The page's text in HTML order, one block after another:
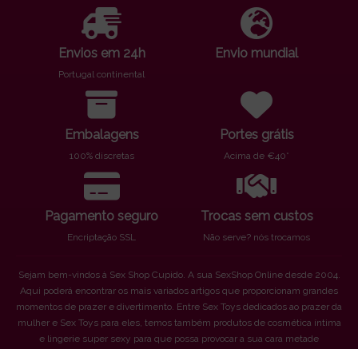
Envios em 24h
Portugal continental
Envio mundial
Embalagens
100% discretas
Portes grátis
Acima de €40*
Pagamento seguro
Encriptação SSL
Trocas sem custos
Não serve? nós trocamos
Sejam bem-vindos à Sex Shop Cupido. A sua SexShop Online desde 2004.
Aqui poderá encontrar os mais variados artigos que proporcionam grandes
momentos de prazer e divertimento. Entre Sex Toys dedicados ao prazer da
mulher e Sex Toys para eles, temos também produtos de cosmética íntima
e lingerie super sexy para que possa provocar a sua cara metade